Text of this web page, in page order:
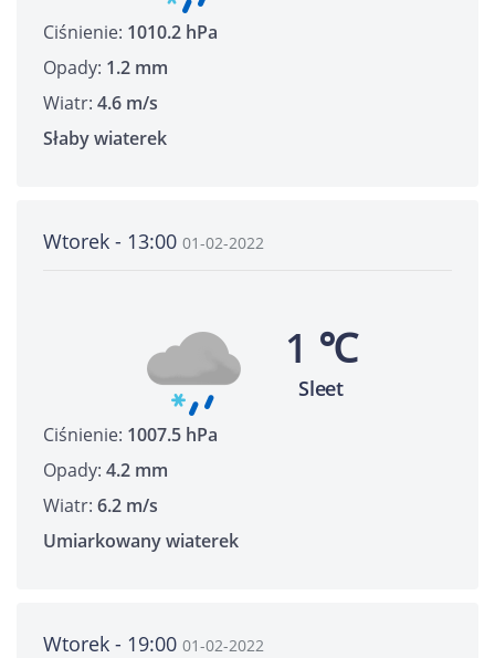
Ciśnienie: 1010.2 hPa
Opady: 1.2 mm
Wiatr: 4.6 m/s
Słaby wiaterek
Wtorek - 13:00 01-02-2022
1 ℃
Sleet
Ciśnienie: 1007.5 hPa
Opady: 4.2 mm
Wiatr: 6.2 m/s
Umiarkowany wiaterek
Wtorek - 19:00 01-02-2022